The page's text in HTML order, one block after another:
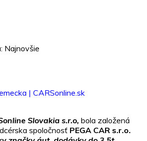
Najnovšie
Slovakia s.r.o, bola založená
spoločnosť PEGA CAR s.r.o.